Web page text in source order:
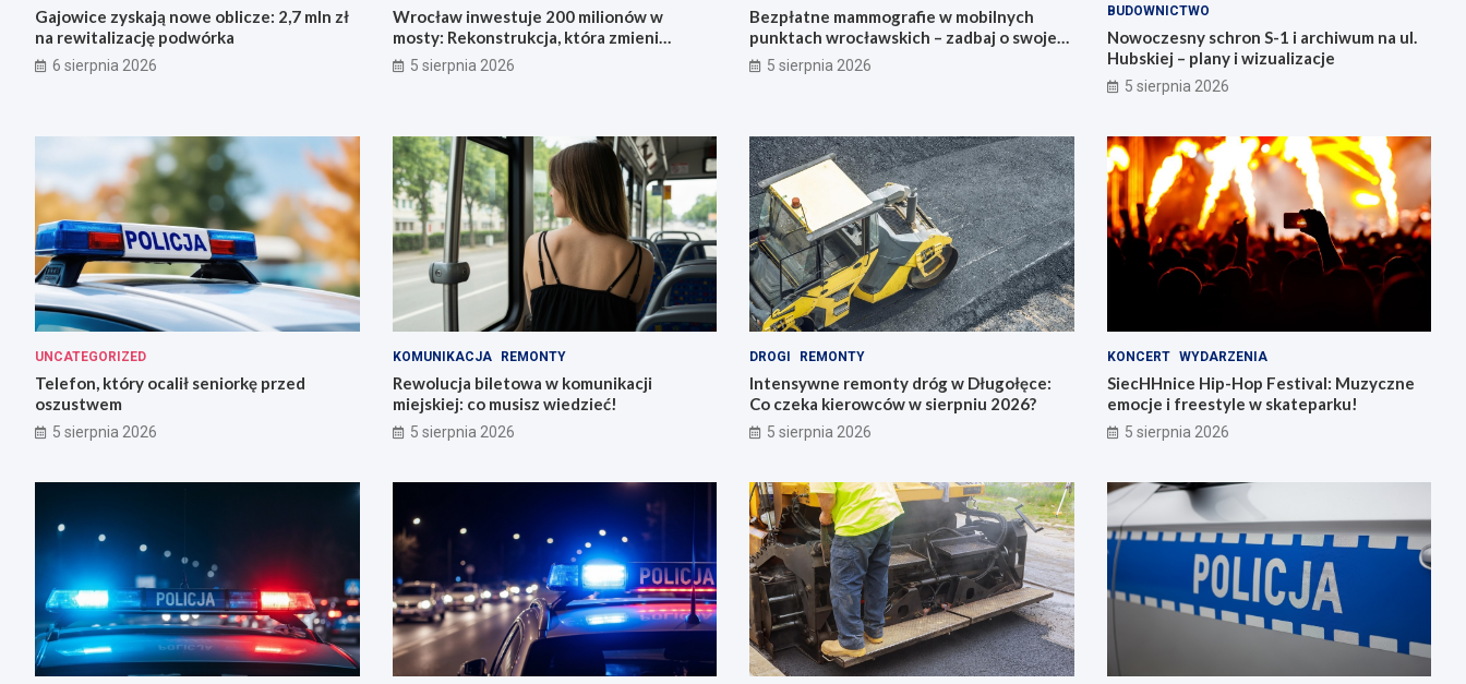
Gajowice zyskają nowe oblicze: 2,7 mln zł
na rewitalizację podwórka
6 sierpnia 2026
Wrocław inwestuje 200 milionów w
mosty: Rekonstrukcja, która zmieni
miasto!
5 sierpnia 2026
Bezpłatne mammografie w mobilnych
punktach wrocławskich – zadbaj o swoje
zdrowie!
5 sierpnia 2026
BUDOWNICTWO
Nowoczesny schron S-1 i archiwum na ul.
Hubskiej – plany i wizualizacje
5 sierpnia 2026
UNCATEGORIZED
Telefon, który ocalił seniorkę przed
oszustwem
5 sierpnia 2026
KOMUNIKACJA REMONTY
Rewolucja biletowa w komunikacji
miejskiej: co musisz wiedzieć!
5 sierpnia 2026
DROGI REMONTY
Intensywne remonty dróg w Długołęce:
Co czeka kierowców w sierpniu 2026?
5 sierpnia 2026
KONCERT WYDARZENIA
SiecHHnice Hip-Hop Festival: Muzyczne
emocje i freestyle w skateparku!
5 sierpnia 2026